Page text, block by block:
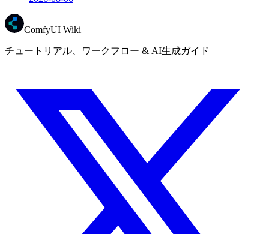
ComfyUI Wiki
チュートリアル、ワークフロー & AI生成ガイド